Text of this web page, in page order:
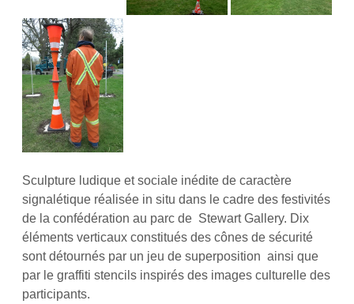
Sculpture ludique et sociale inédite de caractère
signalétique réalisée in situ dans le cadre des festivités
de la confédération au parc de Stewart Gallery. Dix
éléments verticaux constitués des cônes de sécurité
sont détournés par un jeu de superposition ainsi que
par le graffiti stencils inspirés des images culturelle des
participants.